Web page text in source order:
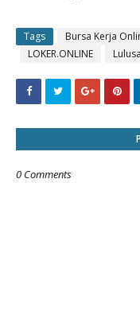
Tags Bursa Kerja
LOKER.ONLINE
0 Comments